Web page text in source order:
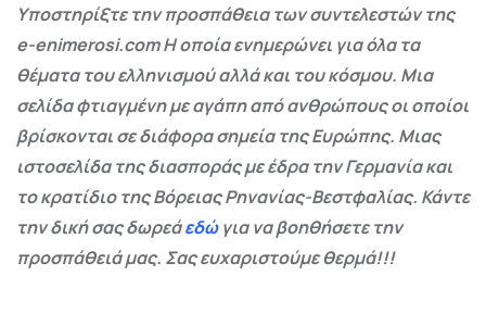
Υποστηρίξτε την προσπάθεια των συντελεστών της
e-enimerosi.com Η οποία ενημερώνει για όλα τα
θέματα του ελληνισμού αλλά και του κόσμου. Μια
σελίδα φτιαγμένη με αγάπη από ανθρώπους οι οποίοι
βρίσκονται σε διάφορα σημεία της Ευρώπης. Μιας
ιστοσελίδα της διασποράς με έδρα την Γερμανία και
το κρατίδιο της Βόρειας Ρηνανίας-Βεστφαλίας. Κάντε
την δική σας δωρεάεδώγια να βοηθήσετε την
προσπάθειά μας. Σας ευχαριστούμε θερμά!!!